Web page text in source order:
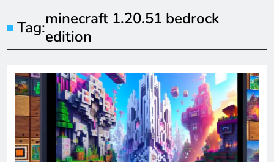
Tag:minecraft 1.20.51 bedrock
edition